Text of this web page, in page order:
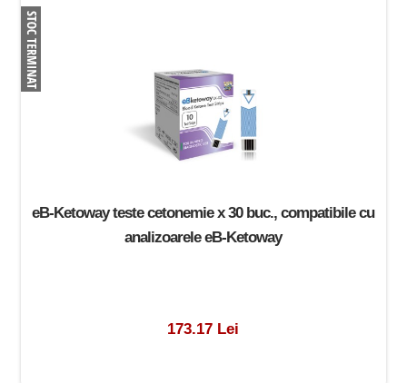
eB-Ketoway teste cetonemie x 30 buc., compatibile cu
analizoarele eB-Ketoway
173.17 Lei